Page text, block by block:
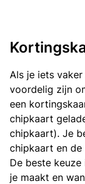
Als je iets
voordelig zijn
een
chipkaart
chipkaart). Je
chipkaart en
De beste
je maakt en